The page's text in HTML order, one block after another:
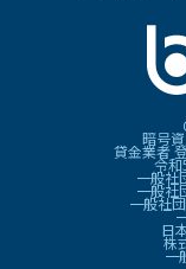
暗号
貸金業者
令
一般社
一般社
一般社
日
株
一